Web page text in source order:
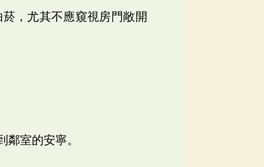
，尤其不應窺視房門敞開
室的安寧。